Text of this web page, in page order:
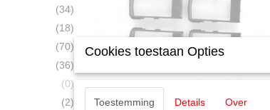
(34)
(18)
(70)
(36)
(0)
(2)
Cookies toestaan Opties
Toestemming Details Over